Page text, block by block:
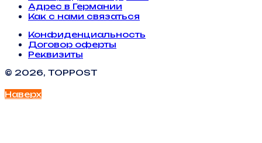
Адрес в Германии
Как с нами связаться
Конфиденциальность
Договор оферты
Реквизиты
© 2026, TOPPOST
Наверх